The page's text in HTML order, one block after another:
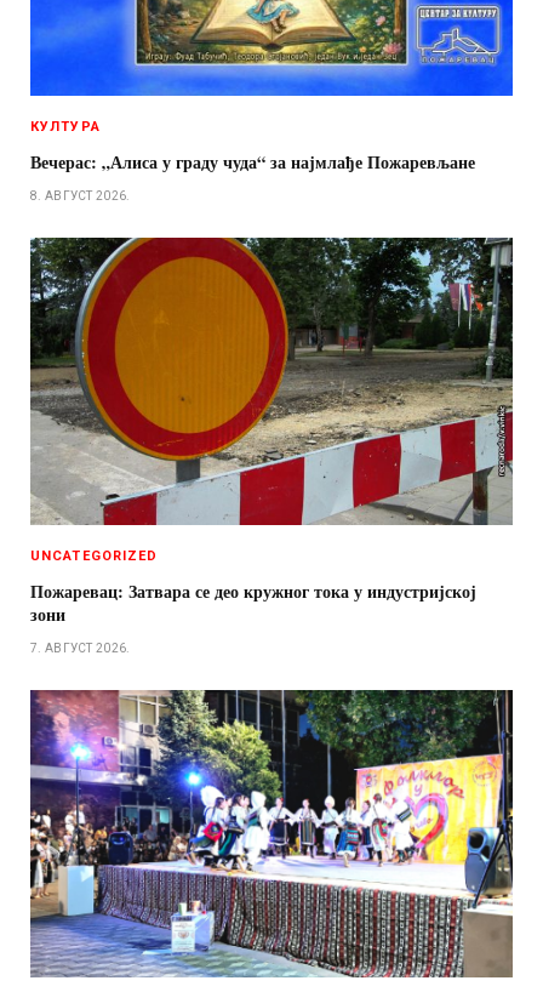
КУЛТУРА
Вечерас: „Алиса у граду чуда“ за најмлађе Пожаревљане
8. АВГУСТ 2026.
UNCATEGORIZED
Пожаревац: Затвара се део кружног тока у индустријској
зони
7. АВГУСТ 2026.